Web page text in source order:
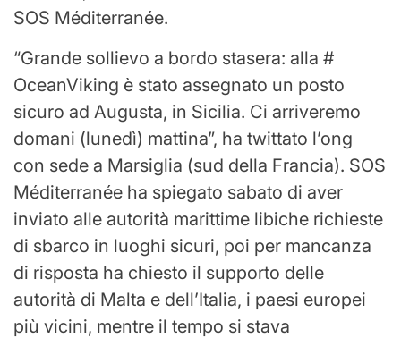
SOS Méditerranée.
“Grande sollievo a bordo stasera: alla #
OceanViking è stato assegnato un posto
sicuro ad Augusta, in Sicilia. Ci arriveremo
domani (lunedì) mattina”, ha twittato l’ong
con sede a Marsiglia (sud della Francia). SOS
Méditerranée ha spiegato sabato di aver
inviato alle autorità marittime libiche richieste
di sbarco in luoghi sicuri, poi per mancanza
di risposta ha chiesto il supporto delle
autorità di Malta e dell’Italia, i paesi europei
più vicini, mentre il tempo si stava